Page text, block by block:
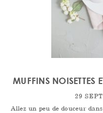
MUFFINS NOISETTES
29
Allez un peu de douceur